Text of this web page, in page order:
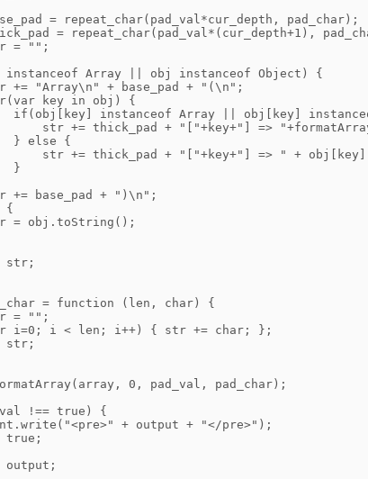
= repeat_char(pad_val*cur_depth, pad_char);
= repeat_char(pad_val*(cur_depth+1),
= "";
instanceof Array || obj instanceof Object) {
+= "Array\n" + base_pad + "(\n";
key in obj) {
if(obj[key] instanceof Array || obj[key]
str += thick_pad + "["+key+"] =>
} else {
str += thick_pad + "["+key+"] => " + obj[key]
}
+= base_pad + ")\n";
{
= obj.toString();
str;
= function (len, char) {
= "";
i=0; i < len; i++) { str += char; };
str;
0, pad_val, pad_char);
!== true) {
+ output + "</pre>");
true;
output;